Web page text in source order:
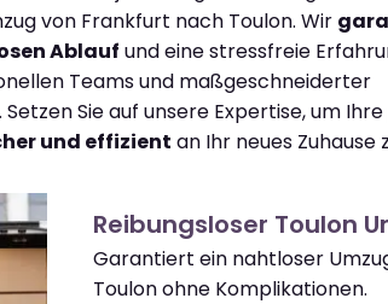
von Frankfurt nach Toulon. Wir
Ablauf und eine stressfreie
Teams und maßgeschneiderter
Setzen Sie auf unsere Expertise, um
und effizient an Ihr neues Zuhause
Reibungsloser Toulon
Garantiert ein nahtloser
Toulon ohne Komplikationen.